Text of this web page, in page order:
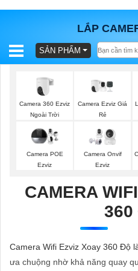
LẮP
BÁO
TRỌN
GÓI
SẢN
LẮP
SẢN PHẨM
Camera 360 Ezviz
Ngoài Trời
Camera Ezviz Giá
Rẻ
Camera POE
Ezviz
Camera Onvif
Ezviz
CAMERA
360
Camera Wifi Ezviz Xoay 360 Độ
ưa chuộng nhờ khả năng quay